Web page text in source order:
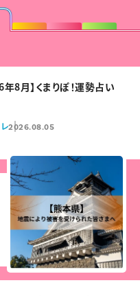
年8月】くまりぽ！運勢占い
2026.08.05